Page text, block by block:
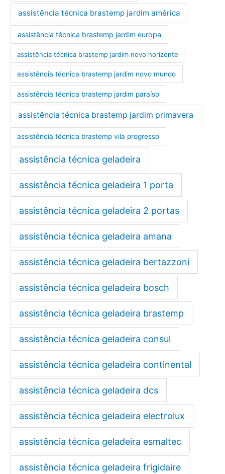
assistência técnica brastemp jardim américa
assistência técnica brastemp jardim europa
assistência técnica brastemp jardim novo horizonte
assistência técnica brastemp jardim novo mundo
assistência técnica brastemp jardim paraíso
assistência técnica brastemp jardim primavera
assistência técnica brastemp vila progresso
assistência técnica geladeira
assistência técnica geladeira 1 porta
assistência técnica geladeira 2 portas
assistência técnica geladeira amana
assistência técnica geladeira bertazzoni
assistência técnica geladeira bosch
assistência técnica geladeira brastemp
assistência técnica geladeira consul
assistência técnica geladeira continental
assistência técnica geladeira dcs
assistência técnica geladeira electrolux
assistência técnica geladeira esmaltec
assistência técnica geladeira frigidaire